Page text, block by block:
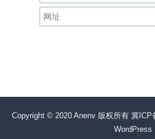
Copyright © 2020 Anenv 版权所有 冀ICP
WordPress